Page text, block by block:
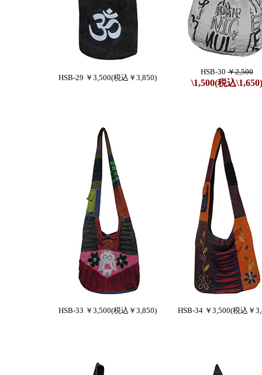
HSB-29 ￥3,500(税込￥3,850)
HSB-30 ￥2,500
\1,500(税込\1,650)
HSB-33 ￥3,500(税込￥3,850) HSB-34 ￥3,500(税込￥